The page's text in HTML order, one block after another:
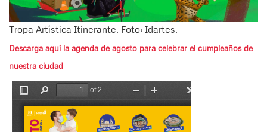
Tropa Artística Itinerante. Foto: Idartes.
Descarga aquí la agenda de agosto para celebrar el cumpleaños de
nuestra ciudad